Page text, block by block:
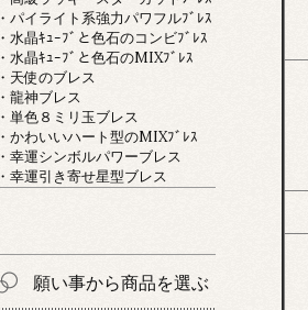
・パイライト系強力パワフルﾌﾞﾚｽ
・水晶ｷｭｰﾌﾞと色石のコンビﾌﾞﾚｽ
・水晶ｷｭｰﾌﾞと色石のMIXﾌﾞﾚｽ
・天使のブレス
・龍神ブレス
・単色８ミリ玉ブレス
・かわいいハート型のMIXﾌﾞﾚｽ
・幸運シンボルパワーブレス
・幸運引き寄せ星型ブレス
願い事から商品を選ぶ